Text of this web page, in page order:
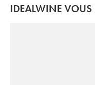
IDEALWINE VOUS